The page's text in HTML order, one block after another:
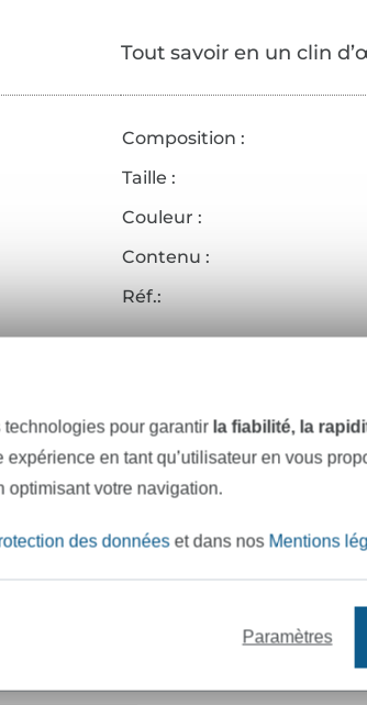
Tout savoir en un clin
Composition :
Taille :
Couleur :
Contenu :
Réf.:
Coordonnées du fabricant
en stock Plus de 10000 clients
ÊTRE INFORMÉ DES
technologies pour garantir la fiabilité, la
en tant qu’utilisateur en vous
optimisant votre navigation.
des donnéeset dans nos Mentions
Paramètres